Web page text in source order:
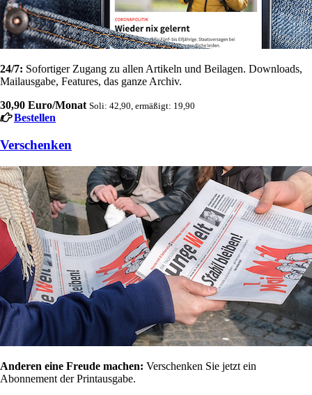
24/7: Sofortiger Zugang zu allen Artikeln und Beilagen. Downloads,
Mailausgabe, Features, das ganze Archiv.
30,90 Euro/Monat Soli: 42,90, ermäßigt: 19,90
Bestellen
Verschenken
Anderen eine Freude machen: Verschenken Sie jetzt ein
Abonnement der Printausgabe.